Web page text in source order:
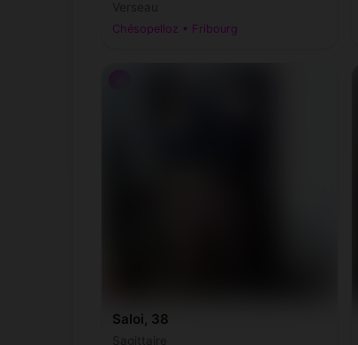
Chésopelloz • Fribourg
Saloi, 38